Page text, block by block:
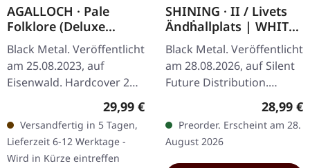
AGALLOCH · Pale
Folklore (Deluxe
Edition) | HARDCOVER
2CD BOOK
Black Metal. Veröffentlicht
am 25.08.2023, auf
Eisenwald. Hardcover 2CD
veredeltem Cover, 54
Seiten mit Informationen,
Bildern,…
Regulärer Preis:
29,99 €
Versandfertig in 5 Tagen,
Lieferzeit 6-12 Werktage -
Wird in Kürze eintreffen
SHINING · II / Livets
Ändh̊allplats | WHITE
LP
Black Metal. Veröffentlicht
am 28.08.2026, auf Silent
Future Distribution.
Weißes Vinyl im Gatefold-
exklusivem A2-Poster.
Limitiert…
28,99 €
Preorder. Erscheint am 28.
August 2026